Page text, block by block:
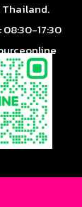
Thailand.
08:30-17:30